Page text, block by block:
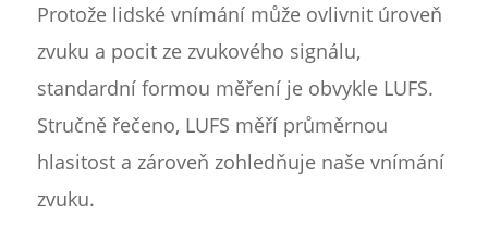
Protože lidské vnímání může ovlivnit úroveň
zvuku a pocit ze zvukového signálu,
standardní formou měření je obvykle LUFS.
Stručně řečeno, LUFS měří průměrnou
hlasitost a zároveň zohledňuje naše vnímání
zvuku.